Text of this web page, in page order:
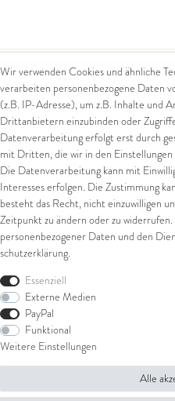
Kontakt
Kontaktformular
Arena in Arte GmbH
Marktgasse 2,
8600 Dübendorf
Tel: +41 44 821 60 40
E-Mail:info@goldschmiede-
arena.com
Wir verwenden Cookies und ähnliche
verarbeiten personenbezogene Daten
(z.B. IP-Adresse), um z.B. Inhalte und
Drittanbietern einzubinden oder
Datenverarbeitung erfolgt erst durch
mit Dritten, die wir in den Einstellungen
Die Datenverarbeitung kann mit
Interesses erfolgen. Die Zustimmung
besteht das Recht, nicht einzuwilligen
Zeitpunkt zu ändern oder zu
personenbezogener Daten und den
schutz­erklärung.
Essenziell
Externe Medien
PayPal
Funktional
Weitere Einstellungen
Alle